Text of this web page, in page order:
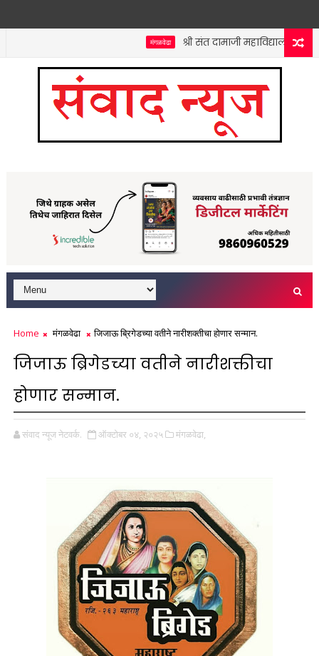
मंगळवेढा श्री संत दामाजी महाविद्यालयात
Home मंगळवेढा जिजाऊ ब्रिगेडच्या वतीने नारीशक्तीचा होणार सन्मान.
जिजाऊ ब्रिगेडच्या वतीने नारीशक्तीचा
होणार सन्मान.
संवाद न्यूज नेटवर्क. ऑक्टोबर ०४, २०२५ मंगळवेढा,